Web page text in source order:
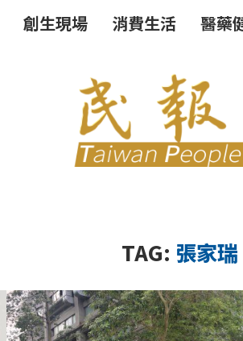
創生現場 消費生活 醫藥
TAG: 張家瑞